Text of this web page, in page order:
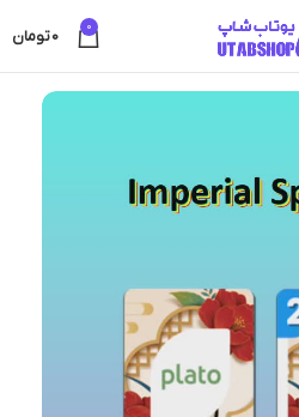
0
0تومان